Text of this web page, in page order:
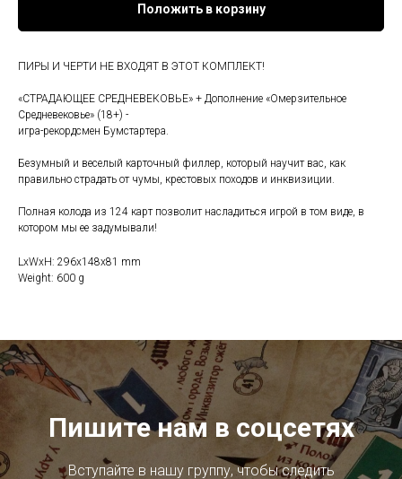
Положить в корзину
ПИРЫ И ЧЕРТИ НЕ ВХОДЯТ В ЭТОТ КОМПЛЕКТ!
«СТРАДАЮЩЕЕ СРЕДНЕВЕКОВЬЕ» + Дополнение «Омерзительное
Средневековье» (18+) -
игра-рекордсмен Бумстартера.
Безумный и веселый карточный филлер, который научит вас, как
правильно страдать от чумы, крестовых походов и инквизиции.
Полная колода из 124 карт позволит насладиться игрой в том виде, в
котором мы ее задумывали!
LxWxH: 296x148x81 mm
Weight: 600 g
Пишите нам в соцсетях
Вступайте в нашу группу, чтобы следить